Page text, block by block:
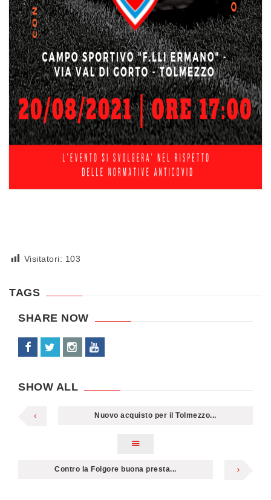
Visitatori: 103
TAGS
SHARE NOW
SHOW ALL
Nuovo acquisto per il Tolmezzo...
Contro la Folgore buona presta...